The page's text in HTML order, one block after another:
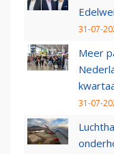
31-07-
Meer
31-07-